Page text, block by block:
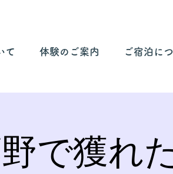
て 体験のご案内 ご宿泊に
で獲れ